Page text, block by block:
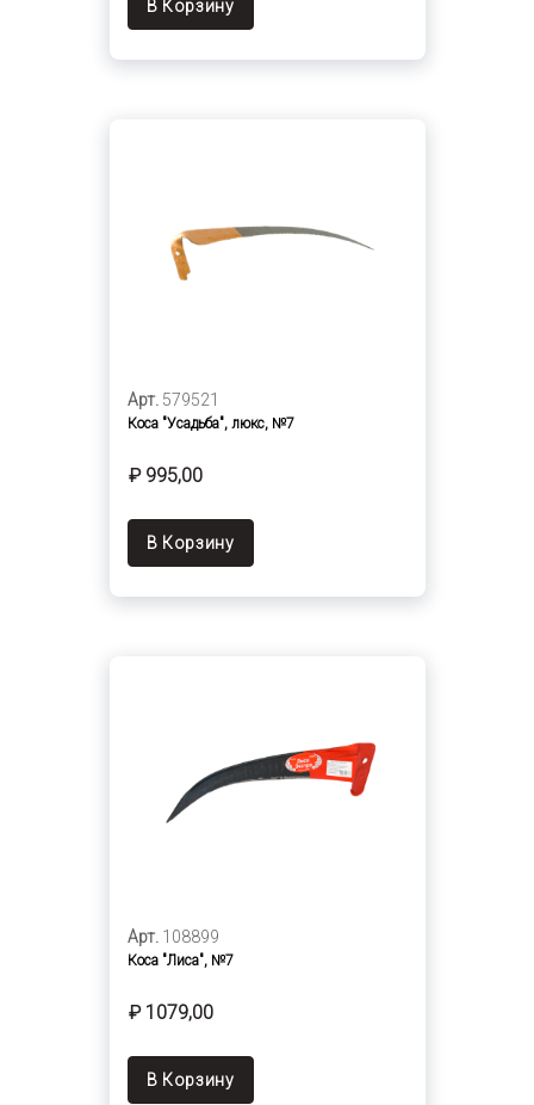
В Корзину
Арт. 579521
Коса "Усадьба", люкс, №7
₽ 995,00
В Корзину
Арт. 108899
Коса "Лиса", №7
₽ 1079,00
В Корзину